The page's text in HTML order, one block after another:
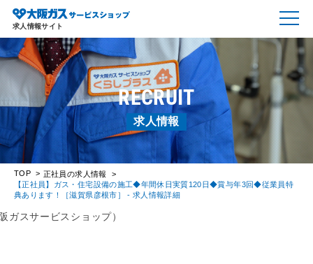
求人情報サイト
RECRUIT
求人情報
TOP
正社員の求人情報
【正社員】ガス・住宅設備の施工◆年間休日実質120日◆賞与年3回◆従業員特
典あります！［滋賀県彦根市］ - 求人情報詳細